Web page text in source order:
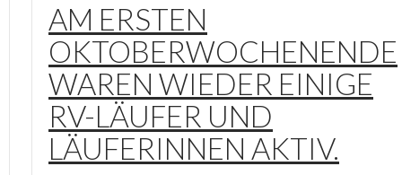
AM ERSTEN
OKTOBERWOCHENENDE
WAREN WIEDER EINIGE
RV-LÄUFER UND
LÄUFERINNEN AKTIV.